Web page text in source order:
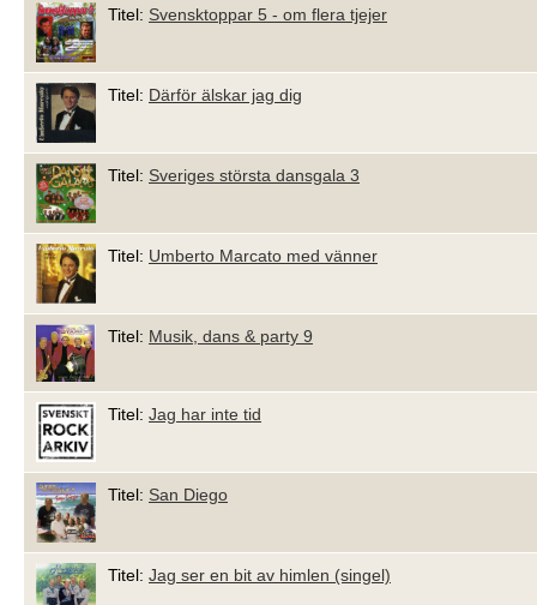
Titel: Svensktoppar 5 - om flera tjejer
Titel: Därför älskar jag dig
Titel: Sveriges största dansgala 3
Titel: Umberto Marcato med vänner
Titel: Musik, dans & party 9
Titel: Jag har inte tid
Titel: San Diego
Titel: Jag ser en bit av himlen (singel)